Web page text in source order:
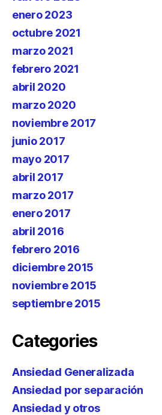
enero 2023
octubre 2021
marzo 2021
febrero 2021
abril 2020
marzo 2020
noviembre 2017
junio 2017
mayo 2017
abril 2017
marzo 2017
enero 2017
abril 2016
febrero 2016
diciembre 2015
noviembre 2015
septiembre 2015
Categories
Ansiedad Generalizada
Ansiedad por separación
Ansiedad y otros